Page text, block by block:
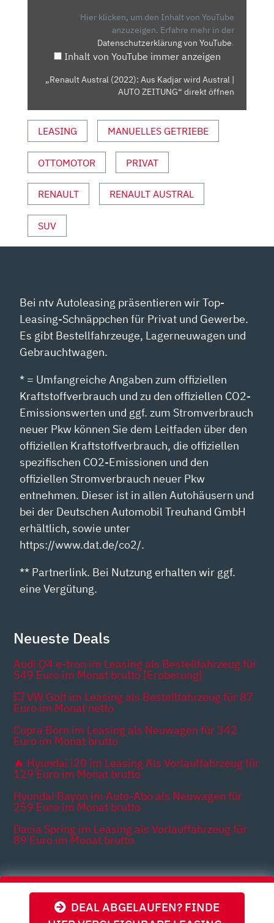
DEAL ABGELAUFEN? FINDE
AUTO
YOUTUBE
ANZEIGEN
Hier klicken, um den Inhalt von YouTube
anzuzeigen. Erfahre mehr in der
Datenschutzerklärung von YouTube.
Inhalt von YouTube immer anzeigen
„Renault Austral (2022): Aus Kadjar wird Austral |
AUTO ZEITUNG“ direkt öffnen
LEASING MANUELLES GETRIEBE
OTTOMOTOR PRIVAT
RENAULT RENAULT AUSTRAL
SUV
Bei ntv Autoleasing präsentieren wir Top-
Leasing-Schnäppchen für Privat und Gewerbe.
Es gibt Bestellfahrzeuge, Lagerneuwagen und
Gebrauchtwagen.
* = Umfangreiche Angaben zum offiziellen
Kraftstoffverbrauch und zu den offiziellen CO2-
Emissionswerten und ggf. zum Stromverbrauch
neuer Pkw können Sie dem Leitfaden über den
offiziellen Kraftstoffverbrauch, die offiziellen
spezifischen CO2-Emissionen und den
offiziellen Stromverbrauch neuer Pkw
entnehmen. Dieser ist in allen Autohäusern und
bei der Deutschen Automobil Treuhand GmbH
erhältlich, sowie unter
https://www.dat.de/co2/.
** Partnerlink. Bei Nutzung erhalten wir ggf.
eine Vergütung.
Neueste Deals
Audi Q4 e-tron im Leasing als Bestellfahrzeug für
549 Euro im Monat brutto [Eroberung]
💥 VW Golf im Leasing als Bestellfahrzeug für 87
Euro im Monat netto
Cupra Born im Leasing als Neuwagen für 342
Euro im Monat brutto
🔥 Hyundai i20 im Leasing Als Vorlauffahrzeug für
129 Euro im Monat brutto
Hyundai Bayon im Auto-Abo als Neuwagen für
259 Euro im Monat brutto
Dacia Spring im Leasing als Vorlauffahrzeug für
89 Euro im Monat brutto